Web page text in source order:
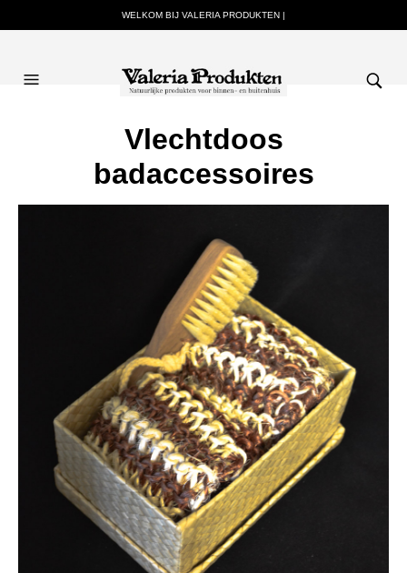
WELKOM BIJ VALERIA PRODUKTEN |
Vlechtdoos
badaccessoires